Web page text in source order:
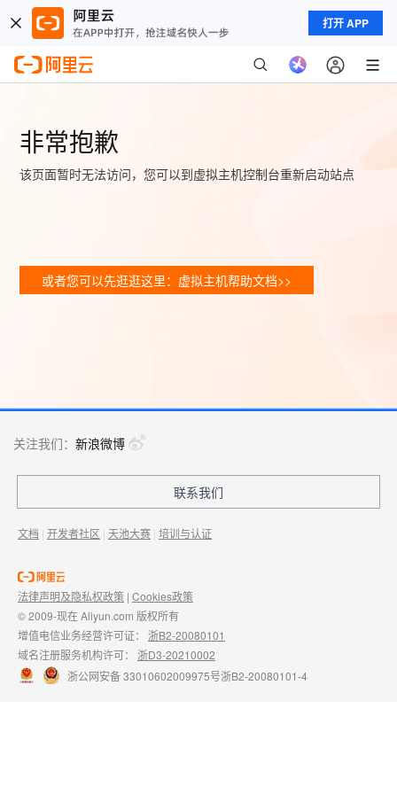
打开 APP
非常抱歉
该页面暂时无法访问，您可以到虚拟主机控制台重新启动站点
或者您可以先逛逛这里：虚拟主机帮助文档>>